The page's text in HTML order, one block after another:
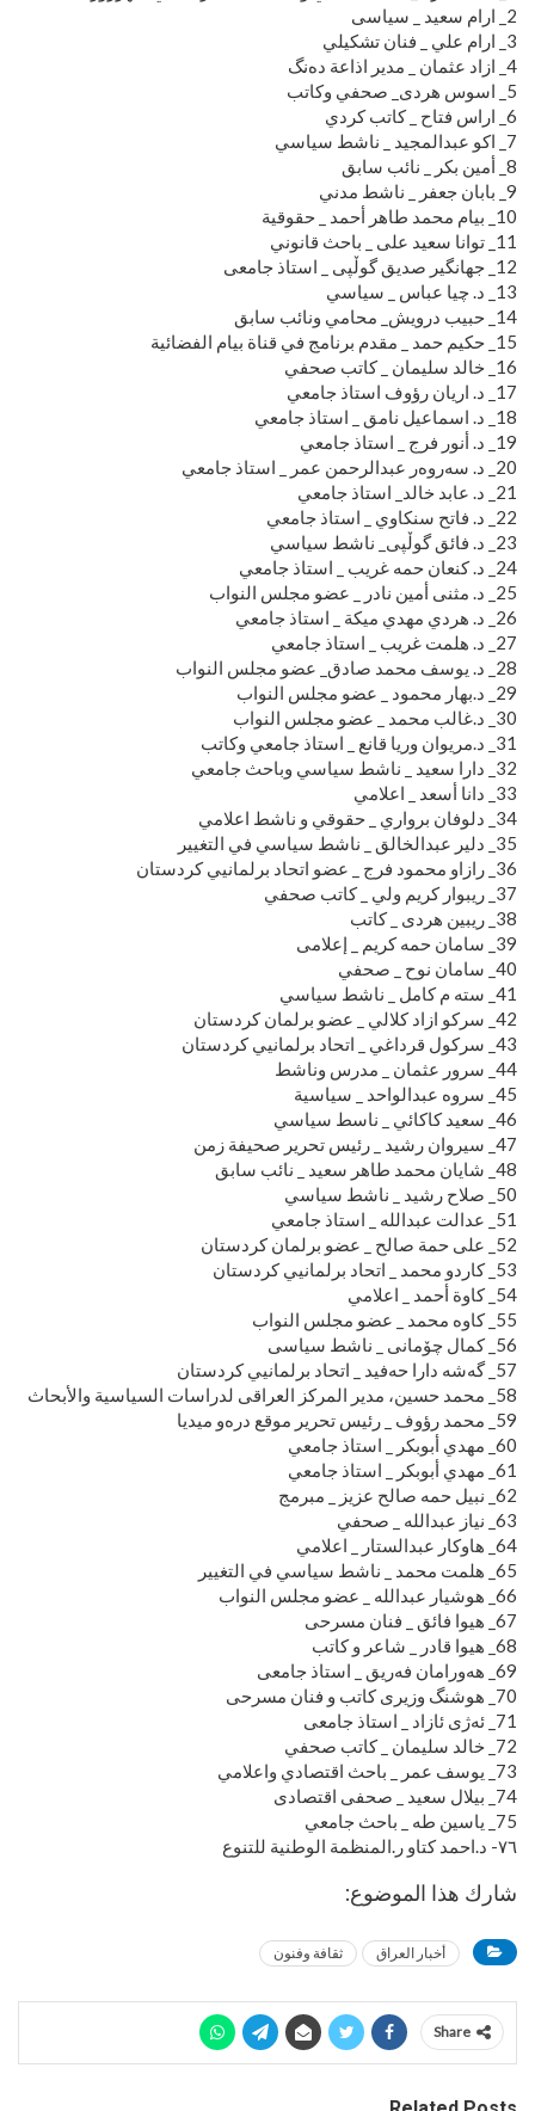
2_ ارام سعید _ سیاسی
3_ ارام علي _ فنان تشكیلي
4_ ازاد عثمان _ مدير اذاعة دەنگ
5_ اسوس هردی_ صحفي وكاتب
6_ اراس فتاح _ كاتب كردي
7_ اكو عبدالمجيد _ ناشط سياسي
8_ أمين بكر _ نائب سابق
9_ بابان جعفر _ ناشط مدني
10_ بيام محمد طاهر أحمد _ حقوقية
11_ توانا سعید علی _ باحث قانوني
12_ جهانگیر صدیق گوڵپی _ استاذ جامعی
13_ د. چیا عباس _ سياسي
14_ حبيب درويش_ محامي ونائب سابق
15_ حكيم حمد _ مقدم برنامج في قناة بيام الفضائية
16_ خالد سلیمان _ كاتب صحفي
17_ د. اريان رؤوف استاذ جامعي
18_ د. اسماعيل نامق _ استاذ جامعي
19_ د. أنور فرج _ استاذ جامعي
20_ د. سەروەر عبدالرحمن عمر _ استاذ جامعي
21_ د. عابد خالد_ استاذ جامعي
22_ د. فاتح سنكاوي _ استاذ جامعي
23_ د. فائق گوڵپی_ ناشط سياسي
24_ د. كنعان حمه غريب _ استاذ جامعي
25_ د. مثنى أمين نادر _ عضو مجلس النواب
26_ د. هردي مهدي ميكة _ استاذ جامعي
27_ د. هلمت غريب _ استاذ جامعي
28_ د. يوسف محمد صادق_ عضو مجلس النواب
29_ د.بهار محمود _ عضو مجلس النواب
30_ د.غالب محمد _ عضو مجلس النواب
31_ د.مریوان وریا قانع _ استاذ جامعي وكاتب
32_ دارا سعيد _ ناشط سياسي وباحث جامعي
33_ دانا أسعد _ اعلامي
34_ دلوفان برواري _ حقوقي و ناشط اعلامي
35_ دلير عبدالخالق _ ناشط سياسي في التغيير
36_ رازاو محمود فرج _ عضو اتحاد برلمانيي كردستان
37_ ريبوار كريم ولي _ كاتب صحفي
38_ ریبین هردی _ كاتب
39_ سامان حمە كریم _ إعلامی
40_ سامان نوح _ صحفي
41_ سته م كامل _ ناشط سياسي
42_ سركو ازاد كلالي _ عضو برلمان كردستان
43_ سركول قرداغي _ اتحاد برلمانيي كردستان
44_ سرور عثمان _ مدرس وناشط
45_ سروە عبدالواحد _ سياسية
46_ سعيد كاكائي _ ناسط سياسي
47_ سيروان رشيد _ رئيس تحرير صحيفة زمن
48_ شايان محمد طاهر سعيد _ نائب سابق
50_ صلاح رشید _ ناشط سياسي
51_ عدالت عبدالله _ استاذ جامعي
52_ على حمة صالح _ عضو برلمان كردستان
53_ كاردو محمد _ اتحاد برلمانيي كردستان
54_ كاوة أحمد _ اعلامي
55_ كاوه محمد _ عضو مجلس النواب
56_ كمال چۆمانی _ ناشط سیاسی
57_ گەشە دارا حەفید _ اتحاد برلمانيي كردستان
58_ محمد حسین، مدیر المرکز العراقی لدراسات السياسية والأبحاث
59_ محمد رؤوف _ رئيس تحرير موقع درەو میدیا
60_ مهدي أبوبكر _ استاذ جامعي
61_ مهدي أبوبكر _ استاذ جامعي
62_ نبیل حمە صالح عزیز _ مبرمج
63_ نياز عبدالله _ صحفي
64_ هاوكار عبدالستار _ اعلامي
65_ هلمت محمد _ ناشط سياسي في التغيير
66_ هوشيار عبدالله _ عضو مجلس النواب
67_ هیوا فائق _ فنان مسرحی
68_ هیوا قادر _ شاعر و كاتب
69_ هەورامان فەریق _ استاذ جامعی
70_ هوشنگ وزیری كاتب و فنان مسرحی
71_ ئەژی ئازاد _ استاذ جامعی
72_ خالد سلیمان _ كاتب صحفي
73_ يوسف عمر _ باحث اقتصادي واعلامي
74_ بیلال سعيد _ صحفی اقتصادی
75_ ياسين طه _ باحث جامعي
٧٦- د.احمد كتاو ر.المنظمة الوطنية للتنوع
شارك هذا الموضوع:
أخبار العراق ثقافة وفنون
Share